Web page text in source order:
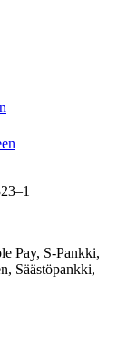
Pay, S-Pankki,
Säästöpankki,